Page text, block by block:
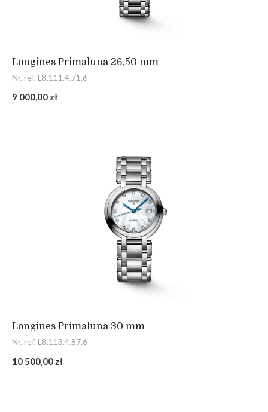
Longines Primaluna 26,50 mm
Nr. ref. L8.111.4.71.6
9 000,00 zł
Longines Primaluna 30 mm
Nr. ref. L8.113.4.87.6
10 500,00 zł